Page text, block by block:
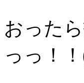
おった
っっ！